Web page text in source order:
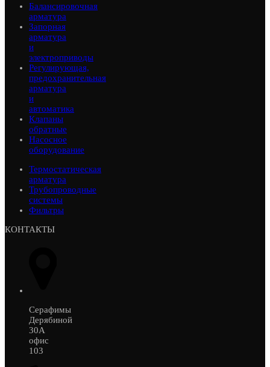
Балансировочная
арматура
Запорная
арматура
и
электроприводы
Регулирующая,
предохранительная
арматура
и
автоматика
Клапаны
обратные
Насосное
оборудование
Термостатическая
арматура
Трубопроводные
системы
Фильтры
КОНТАКТЫ
Серафимы
Дерябиной
30А
офис
103